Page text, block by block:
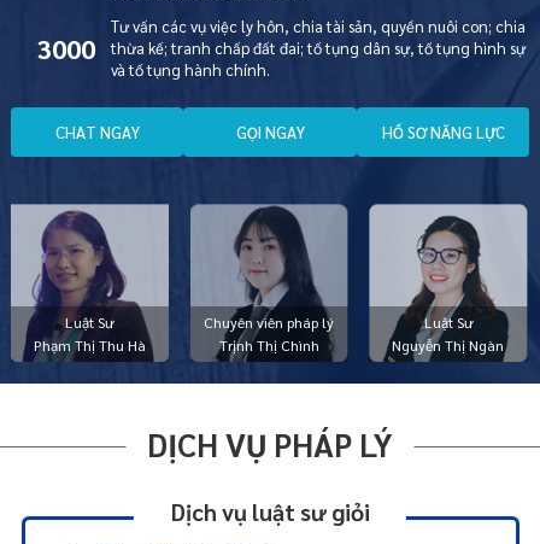
Luật Sư
Phạm Thị Thu Hà
Chuyên viên pháp lý
Trịnh Thị Chình
Luật Sư
Nguyễn Thị Ngàn
3000
Tư vấn các vụ việc ly hôn, chia tài sản, quyền nuôi con; chia
thừa kế; tranh chấp đất đai; tố tụng dân sự, tố tụng hình sự
và tố tụng hành chính.
CHAT NGAY GỌI NGAY HỒ SƠ NĂNG LỰC
DỊCH VỤ PHÁP LÝ
Dịch vụ luật sư giỏi